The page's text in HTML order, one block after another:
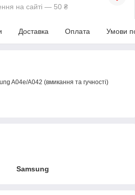
на сайті — 50 ₴
Доставка Оплата Умови
A04e/A042 (вмикання та гучності)
Samsung